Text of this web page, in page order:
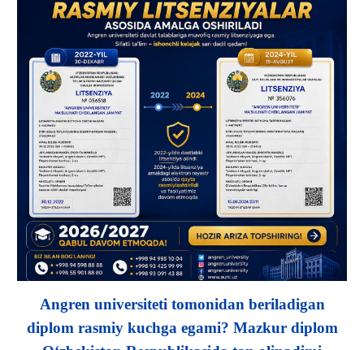
Angren universiteti tomonidan beriladigan
diplom rasmiy kuchga egami? Mazkur diplom